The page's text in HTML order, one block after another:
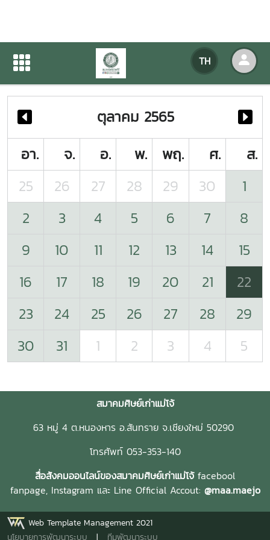
TH
ปฏิทินกิจกรรมของหน่วยงาน
ปฏิทินกิจกรรมของหน่วยงาน
ตุลาคม 2565
อา.
จ. อ. พ. พฤ. ศ.
ส.
25
26 27 28 29 30
1
2
3 4 5 6 7
8
9
10 11 12 13 14
15
16
17 18 19 20 21
22
23
24 25 26 27 28
29
30
31 1 2 3 4 5
สมาคมศิษย์เก่าแม่โจ้
63 หมู่ 4 ต.หนองหาร อ.สันทราย จ.เชียงใหม่ 50290
โทรศัพท์ 053-353-140
สื่อสังคมออนไลน์ของสมาคมศิษย์เก่าแม่โจ้ facebool
fanpage,Instagram และ Line Official Accout: @maa.maejo
Web Template Management 2021
นโยบายการพัฒนาระบบ | ทีมพัฒนาระบบ